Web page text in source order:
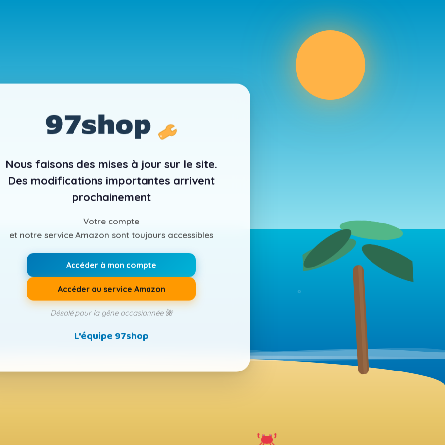
Nous faisons des mises à jour sur le site.
Des modifications importantes arrivent
prochainement
Votre compte
et notre service Amazon sont toujours accessibles
Accéder à mon compte
Accéder au service Amazon
Désolé pour la gêne occasionnée 🌺
L'équipe 97shop